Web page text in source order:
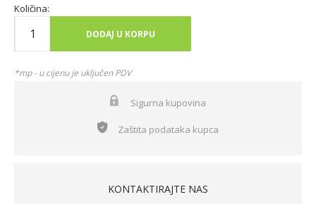
Količina:
DODAJ U KORPU
*mp - u cijenu je uključen PDV
Sigurna kupovina
Zaštita podataka kupca
KONTAKTIRAJTE NAS